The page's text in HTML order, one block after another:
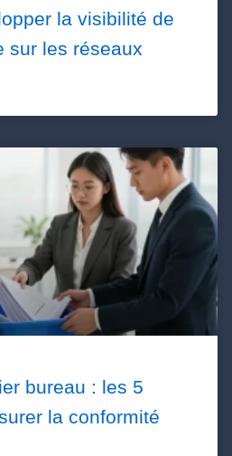
la visibilité de
sur les réseaux
bureau : les 5
la conformité